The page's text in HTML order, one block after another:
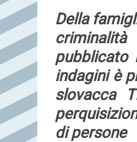
Della
pubblicato
indagini è
slovacca
di persone